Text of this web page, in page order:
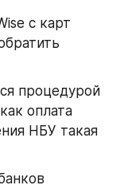
с карт
процедурой
оплата
НБУ такая